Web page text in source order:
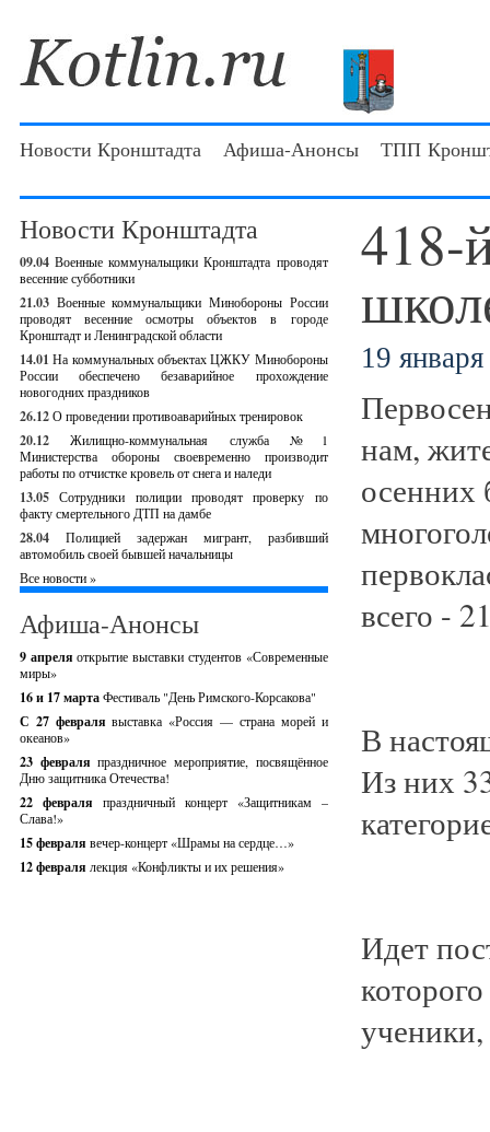
Новости Кронштадта Афиша-Анонсы ТПП
Новости Кронштадта
09.04 Военные коммунальщики Кронштадта проводят
весенние субботники
21.03 Военные коммунальщики Минобороны России
проводят весенние осмотры объектов в городе
Кронштадт и Ленинградской области
14.01 На коммунальных объектах ЦЖКУ Минобороны
России обеспечено безаварийное прохождение
новогодних праздников
26.12О проведении противоаварийных тренировок
20.12
Жилищно-коммунальная служба №1
Министерства обороны своевременно производит
работы по отчистке кровель от снега и наледи
13.05 Сотрудники полиции проводят проверку по
факту смертельного ДТП на дамбе
28.04
Полицией задержан мигрант, разбивший
автомобиль своей бывшей начальницы
Все новости »
Афиша-Анонсы
9 апреляоткрытие выставки студентов «Современные
миры»
16 и 17 мартаФестиваль "День Римского-Корсакова"
С 27 февралявыставка «Россия — страна морей и
океанов»
23 февраляпраздничное мероприятие, посвящённое
Дню защитника Отечества!
22 февраля праздничный концерт «Защитникам –
Слава!»
15 февраля вечер-концерт «Шрамы на сердце…»
12 февраля лекция «Конфликты и их решения»
418-
19
нам,
осенних
всего -
В
Из них
Идет